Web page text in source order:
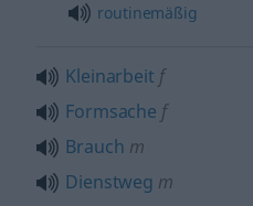
routinemäßig
Kleinarbeit f
Formsache f
Brauch m
Dienstweg m